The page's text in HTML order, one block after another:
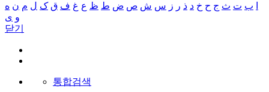
ب ت ث ج ح خ د ذ ر ز س ش ص ض ط ظ ع غ ف ق ک ل م ن ه
و ی
닫기
통합검색